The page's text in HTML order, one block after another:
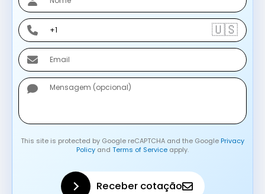
O
M
E
W
H
A
T
A
P
🇺🇸
E
M
A
M
S
This site is protected by Google reCAPTCHA and the Google Privacy
Policy and Terms of Service apply.
Receber cotação